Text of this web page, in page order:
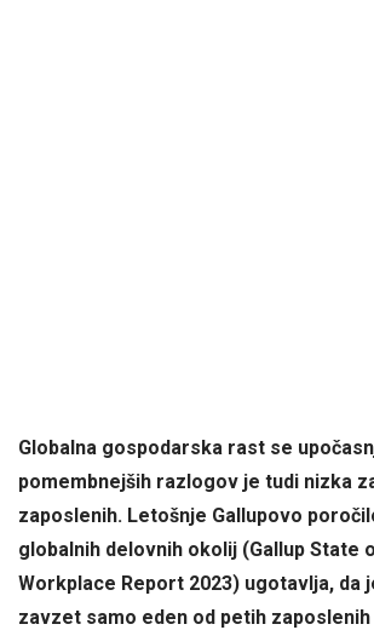
Globalna gospodarska rast se
pomembnejših razlogov je tudi nizka
zaposlenih. Letošnje Gallupovo
globalnih delovnih okolij (Gallup State
Workplace Report 2023) ugotavlja, da
zavzet samo eden od petih